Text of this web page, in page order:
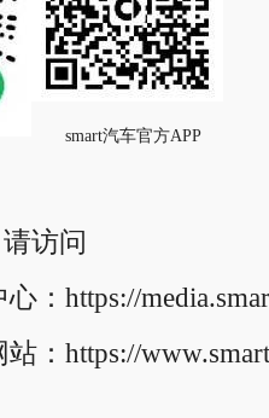
smart汽车官方APP
访问
：https://
：https://